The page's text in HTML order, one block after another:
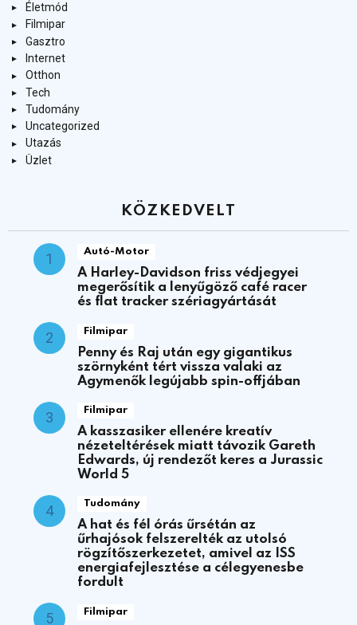
Életmód
Filmipar
Gasztro
Internet
Otthon
Tech
Tudomány
Uncategorized
Utazás
Üzlet
KÖZKEDVELT
Autó-Motor
A Harley-Davidson friss védjegyei
megerősítik a lenyűgöző café racer
és flat tracker szériagyártását
Filmipar
Penny és Raj után egy gigantikus
szörnyként tért vissza valaki az
Agymenők legújabb spin-offjában
Filmipar
A kasszasiker ellenére kreatív
nézeteltérések miatt távozik Gareth
Edwards, új rendezőt keres a Jurassic
World 5
Tudomány
A hat és fél órás űrsétán az
űrhajósok felszerelték az utolsó
rögzítőszerkezetet, amivel az ISS
energiafejlesztése a célegyenesbe
fordult
Filmipar